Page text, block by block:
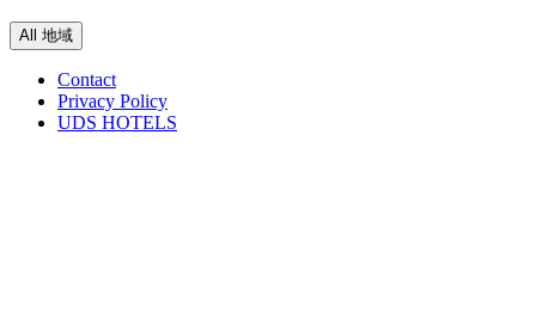
All 地域
Contact
Privacy Policy
UDS HOTELS